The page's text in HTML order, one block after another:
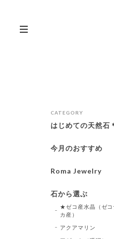
CATEGORY
はじめての天然石
今月のおすすめ
Roma Jewelry
石から選ぶ
★ゼコ産水晶（ゼコ
カ産）
アクアマリン